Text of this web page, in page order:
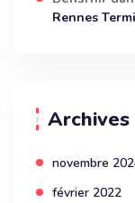
Rennes
Archives
novembre
février 2022